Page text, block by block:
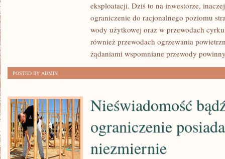
ASORTYMENT
eksploatacji. Dziś to na inwestorze,
ograniczenie do racjonalnego poziomu
wody użytkowej oraz w przewodach
również przewodach ogrzewania
żądaniami wspomniane przewody
POSTED BY ADMIN
Nieświadomość
ograniczenie
niezmiernie